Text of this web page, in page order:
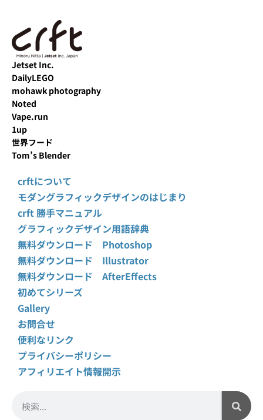
Jetset Inc.
DailyLEGO
mohawk photography
Noted
Vape.run
1up
世界フード
Tom’s Blender
crftについて
モダングラフィックデザインのはじまり
crft 勝手マニュアル
グラフィックデザイン用語辞典
無料ダウンロード Photoshop
無料ダウンロード Illustrator
無料ダウンロード AfterEffects
初めてシリーズ
Gallery
お問合せ
便利なリンク
プライバシーポリシー
アフィリエイト情報開示